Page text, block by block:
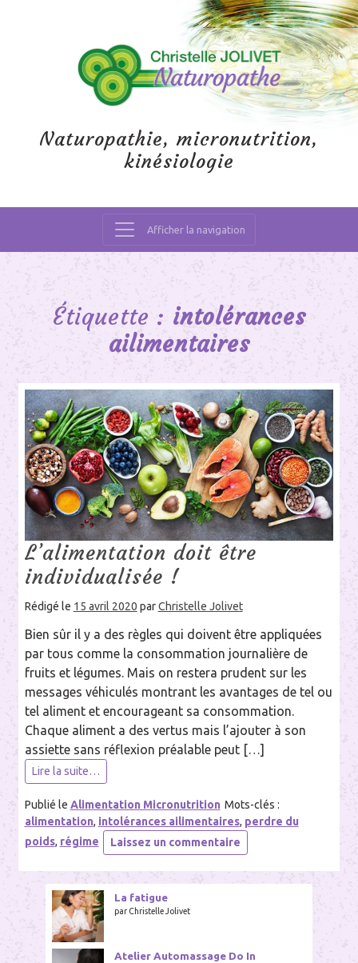
Naturopathie, micronutrition,
kinésiologie
Afficher la navigation
Étiquette : intolérances
ailimentaires
L’alimentation doit être
individualisée !
Rédigé le 15 avril 2020 parChristelle Jolivet
Bien sûr il y a des règles qui doivent être appliquées
par tous comme la consommation journalière de
fruits et légumes. Mais on restera prudent sur les
messages véhiculés montrant les avantages de tel ou
tel aliment et encourageant sa consommation.
Chaque aliment a des vertus mais l’ajouter à son
assiette sans réflexion préalable peut […]
Lire la suite…
Publié le Alimentation Micronutrition Mots-clés :
alimentation, intolérances ailimentaires, perdre du
poids, régime Laissez un commentairesur
L’alimentation
doit
La fatigue
par Christelle Jolivet
Atelier Automassage Do In